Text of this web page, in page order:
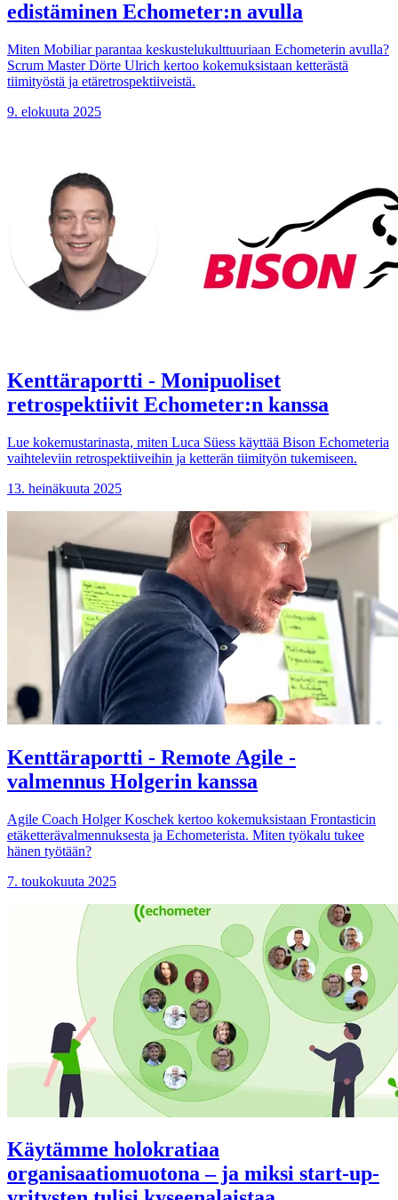
edistäminen Echometer:n avulla
Miten Mobiliar parantaa keskustelukulttuuriaan Echometerin avulla?
Scrum Master Dörte Ulrich kertoo kokemuksistaan ketterästä
tiimityöstä ja etäretrospektiiveistä.
9. elokuuta 2025
Kenttäraportti - Monipuoliset
retrospektiivit Echometer:n kanssa
Lue kokemustarinasta, miten Luca Süess käyttää Bison Echometeria
vaihteleviin retrospektiiveihin ja ketterän tiimityön tukemiseen.
13. heinäkuuta 2025
Kenttäraportti - Remote Agile -
valmennus Holgerin kanssa
Agile Coach Holger Koschek kertoo kokemuksistaan Frontasticin
etäketterävalmennuksesta ja Echometerista. Miten työkalu tukee
hänen työtään?
7. toukokuuta 2025
Käytämme holokratiaa
organisaatiomuotona – ja miksi start-up-